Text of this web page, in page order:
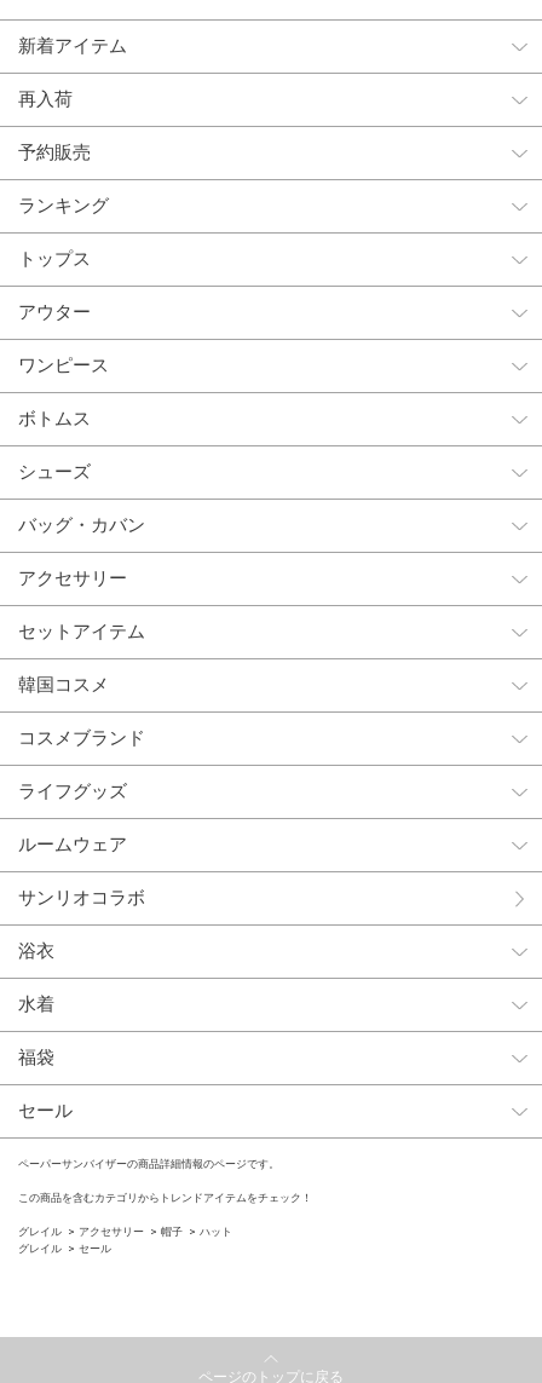
新着アイテム
再入荷
予約販売
ランキング
トップス
アウター
ワンピース
ボトムス
シューズ
バッグ・カバン
アクセサリー
セットアイテム
韓国コスメ
コスメブランド
ライフグッズ
ルームウェア
サンリオコラボ
浴衣
水着
福袋
セール
ペーパーサンバイザーの商品詳細情報のページです。
この商品を含むカテゴリからトレンドアイテムをチェック！
グレイル アクセサリー 帽子
ハット
グレイル
セール
ページのトップに戻る